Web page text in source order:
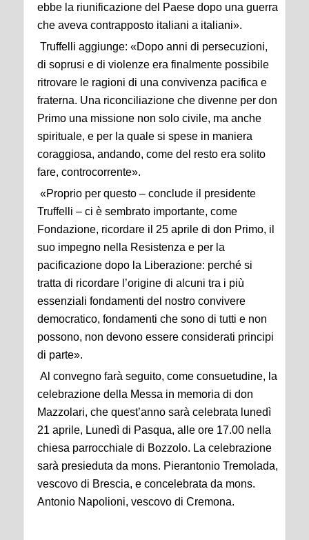
ebbe la riunificazione del Paese dopo una guerra
che aveva contrapposto italiani a italiani».
Truffelli aggiunge: «Dopo anni di persecuzioni,
di soprusi e di violenze era finalmente possibile
ritrovare le ragioni di una convivenza pacifica e
fraterna. Una riconciliazione che divenne per don
Primo una missione non solo civile, ma anche
spirituale, e per la quale si spese in maniera
coraggiosa, andando, come del resto era solito
fare, controcorrente».
«Proprio per questo – conclude il presidente
Truffelli – ci è sembrato importante, come
Fondazione, ricordare il 25 aprile di don Primo, il
suo impegno nella Resistenza e per la
pacificazione dopo la Liberazione: perché si
tratta di ricordare l’origine di alcuni tra i più
essenziali fondamenti del nostro convivere
democratico, fondamenti che sono di tutti e non
possono, non devono essere considerati principi
di parte».
Al convegno farà seguito, come consuetudine, la
celebrazione della Messa in memoria di don
Mazzolari, che quest’anno sarà celebrata lunedì
21 aprile, Lunedì di Pasqua, alle ore 17.00 nella
chiesa parrocchiale di Bozzolo. La celebrazione
sarà presieduta da mons. Pierantonio Tremolada,
vescovo di Brescia, e concelebrata da mons.
Antonio Napolioni, vescovo di Cremona.